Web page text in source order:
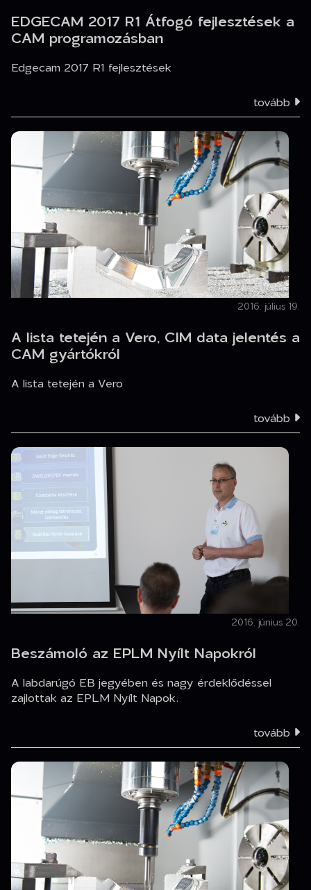
EDGECAM 2017 R1 Átfogó fejlesztések a
CAM programozásban
Edgecam 2017 R1 fejlesztések
tovább
2016. július 19.
A lista tetején a Vero, CIM data jelentés a
CAM gyártókról
A lista tetején a Vero
tovább
2016. június 20.
Beszámoló az EPLM Nyílt Napokról
A labdarúgó EB jegyében és nagy érdeklődéssel
zajlottak az EPLM Nyílt Napok.
tovább